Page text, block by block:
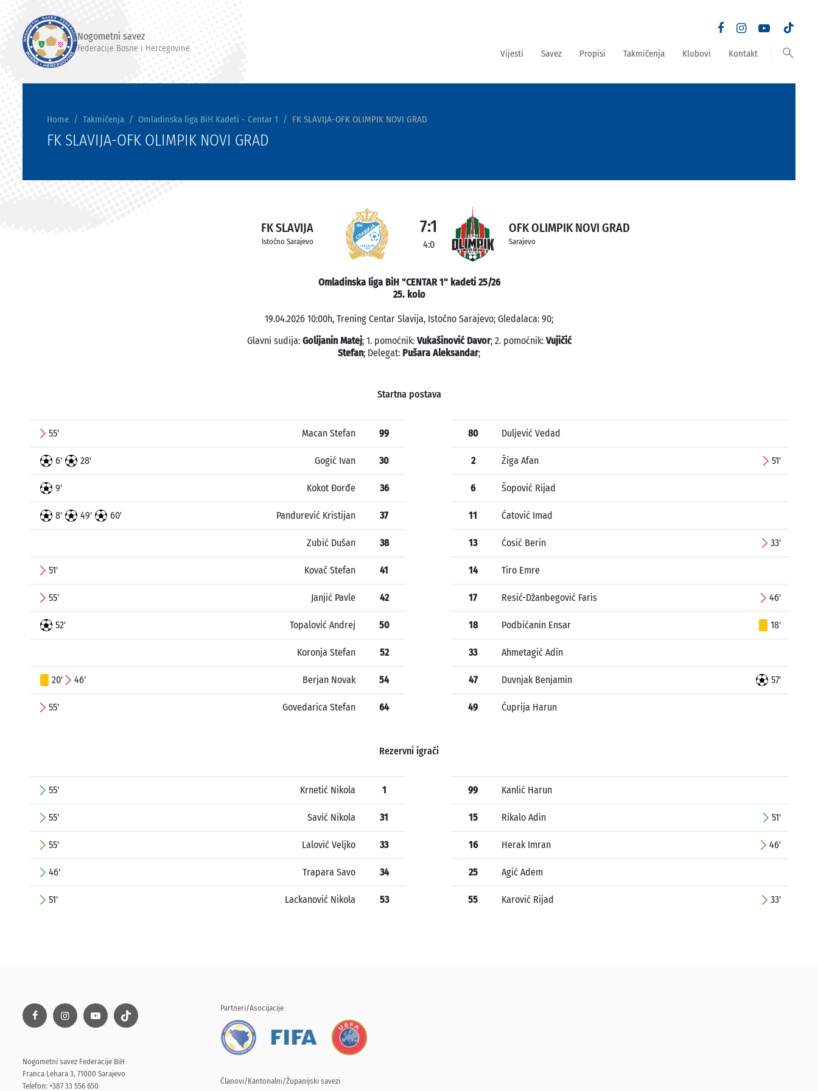
Nogometni savez
Federacije Bosne i Hercegovine Vijesti Savez Propisi Takmičenja Klubovi Kontakt search
Home Takmičenja Omladinska liga BiH Kadeti - Centar 1 FK SLAVIJA-OFK OLIMPIK NOVI GRAD
FK SLAVIJA-OFK OLIMPIK NOVI GRAD
FK SLAVIJA
Istočno Sarajevo
7:1
4:0
OFK OLIMPIK NOVI GRAD
Sarajevo
Omladinska liga BiH "CENTAR 1" kadeti 25/26
25. kolo
19.04.2026 10:00h, Trening Centar Slavija, Istočno Sarajevo; Gledalaca: 90;
Glavni sudija: Golijanin Matej; 1. pomoćnik: Vukašinović Davor; 2. pomoćnik: Vujičić
Stefan; Delegat: Pušara Aleksandar;
Startna postava
55' Macan Stefan 99
6' 28' Gogić Ivan 30
9' Kokot Đorđe 36
8' 49' 60' Pandurević Kristijan 37
Zubić Dušan 38
51' Kovač Stefan 41
55' Janjić Pavle 42
52' Topalović Andrej 50
Koronja Stefan 52
20' 46' Berjan Novak 54
55' Govedarica Stefan 64
80 Duljević Vedad
2 Žiga Afan 51'
6 Šopović Rijad
11 Ćatović Imad
13 Ćosić Berin 33'
14 Tiro Emre
17 Resić-Džanbegović Faris 46'
18 Podbićanin Ensar 18'
33 Ahmetagić Adin
47 Duvnjak Benjamin 57'
49 Ćuprija Harun
Rezervni igrači
55' Krnetić Nikola 1
55' Savić Nikola 31
55' Lalović Veljko 33
46' Trapara Savo 34
51' Lackanović Nikola 53
99 Kanlić Harun
15 Rikalo Adin 51'
16 Herak Imran 46'
25 Agić Adem
55 Karović Rijad 33'
Nogometni savez Federacije BiH
Franca Lehara 3, 71000 Sarajevo
Telefon: +387 33 556 650
Partneri/Asocijacije
Članovi/Kantonalni/Županijski savezi